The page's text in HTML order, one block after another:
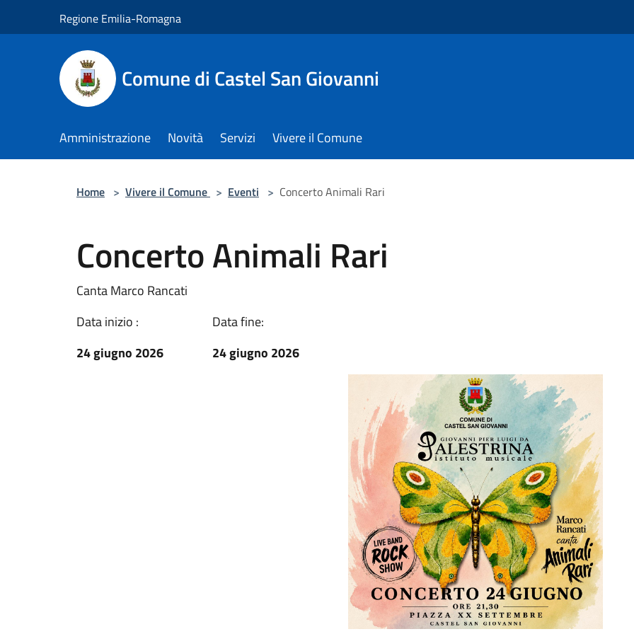
Regione Emilia-Romagna
Comune di Castel San Giovanni
Amministrazione Novità Servizi Vivere il Comune
Home > Vivere il Comune > Eventi > Concerto Animali Rari
Concerto Animali Rari
Canta Marco Rancati
Data inizio :
24 giugno 2026
Data fine:
24 giugno 2026